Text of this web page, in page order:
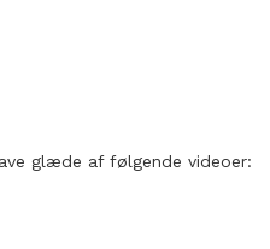
glæde af følgende videoer: